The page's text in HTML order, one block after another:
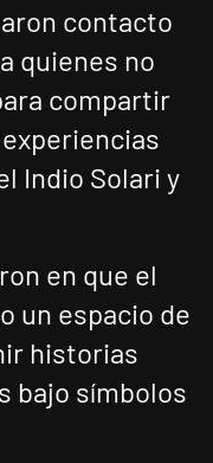
contacto
quienes no
compartir
Indio Solari y
en que el
un espacio de
historias
bajo símbolos